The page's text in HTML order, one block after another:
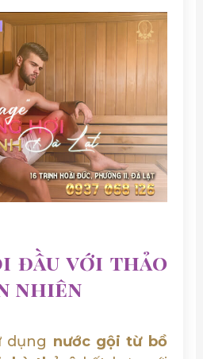
đầu với thảo
nhiên
dụng nước gội từ bồ